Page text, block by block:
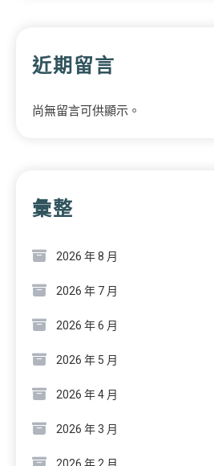
近期留言
尚無留言可供顯示。
彙整
2026 年 8 月
2026 年 7 月
2026 年 6 月
2026 年 5 月
2026 年 4 月
2026 年 3 月
2026 年 2 月